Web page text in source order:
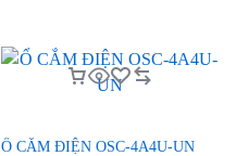
Ổ CẮM ĐIỆN OSC-4A4U-UN